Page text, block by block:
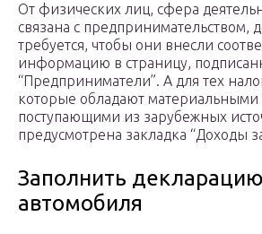
От физических лиц, сфера
связана с предпринимательством,
требуется, чтобы они внесли
информацию в страницу,
“Предприниматели”. А для тех
которые обладают материальными
поступающими из зарубежных
предусмотрена закладка “Доходы
Заполнить
автомобиля